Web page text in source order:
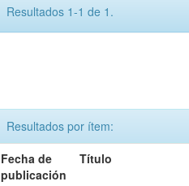
Resultados 1-1 de 1.
Resultados por ítem:
Fecha de
publicación
Título